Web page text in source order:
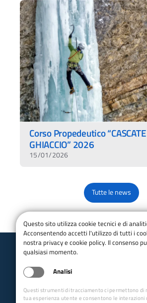
Corso Propedeutico
GHIACCIO” 2026
15/01/2026
Tutte le news
Club Alpino Italiano
Scuole Alpinismo,
Veneto e Friuli-Venezia
facebook:
Questo sito utilizza cookie tecnici e di
Acconsentendo accetti l'utilizzo di tutti i
nostra privacy e cookie policy. Il consenso
qualsiasi momento.
Analisi
Questi strumenti di tracciamento ci permettono
tua esperienza utente e consentono le interazioni